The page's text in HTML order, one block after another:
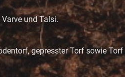
und Talsi.
gepresster Torf sowie